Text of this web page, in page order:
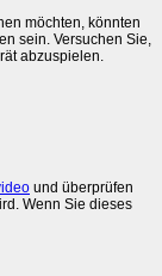
möchten, könnten
sein. Versuchen Sie,
abzuspielen.
und überprüfen
Wenn Sie dieses